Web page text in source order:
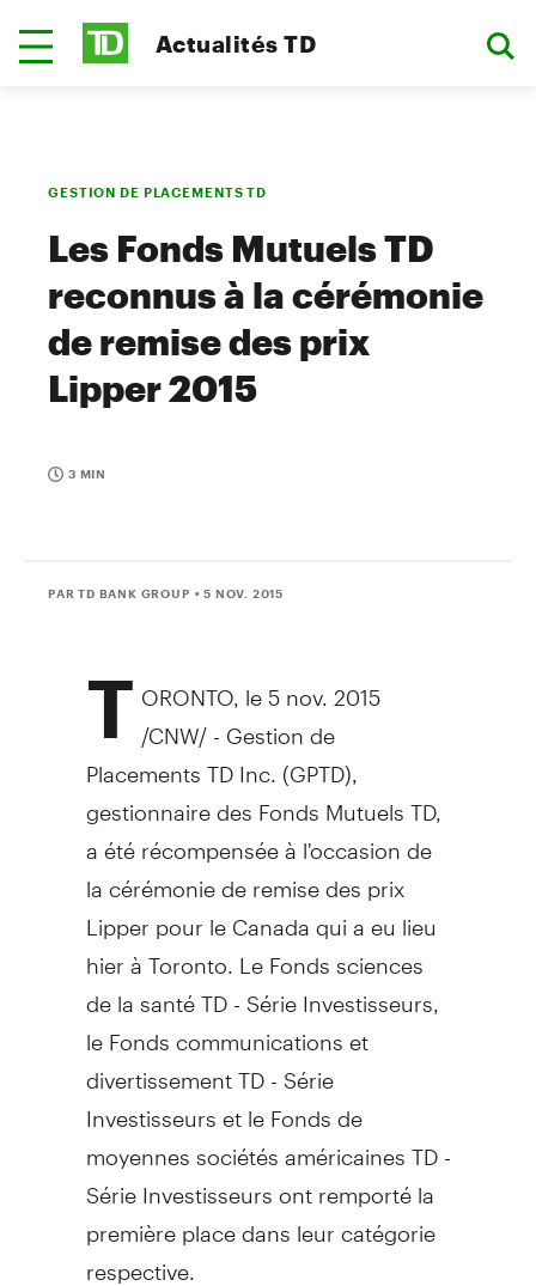
Actualités TD
GESTION DE PLACEMENTS TD
Les Fonds Mutuels TD
reconnus à la cérémonie
de remise des prix
Lipper 2015
3 MIN
PAR TD BANK GROUP • 5 NOV. 2015
T ORONTO , le 5 nov. 2015
/CNW/ - Gestion de
Placements TD Inc. (GPTD),
gestionnaire des Fonds Mutuels TD,
a été récompensée à l'occasion de
la cérémonie de remise des prix
Lipper pour leCanadaqui a eu lieu
hier àToronto . Le Fonds sciences
de la santé TD - Série Investisseurs,
le Fonds communications et
divertissement TD - Série
Investisseurs et le Fonds de
moyennes sociétés américaines TD -
Série Investisseurs ont remporté la
première place dans leur catégorie
respective.